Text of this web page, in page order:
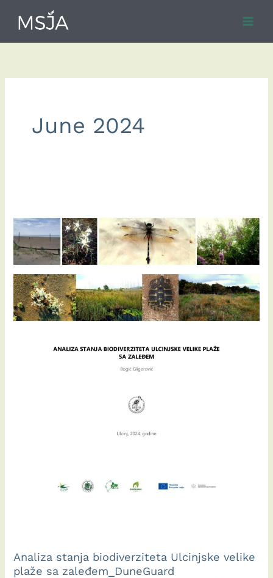
content
June 2024
Analiza stanja biodiverziteta Ulcinjske velike
plaže sa zaleđem_DuneGuard